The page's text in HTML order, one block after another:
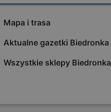
Mapa i trasa
Aktualne gazetki Biedronka
Wszystkie sklepy Biedronka